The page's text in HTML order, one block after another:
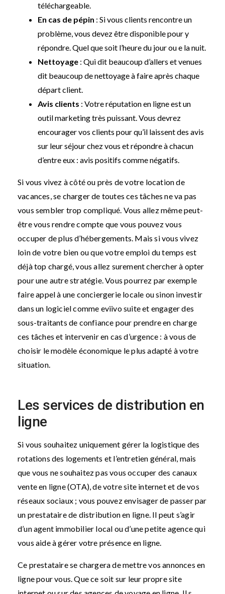
téléchargeable.
En cas de pépin : Si vous clients rencontre un
problème, vous devez être disponible pour y
répondre. Quel que soit l’heure du jour ou e la nuit.
Nettoyage : Qui dit beaucoup d’allers et venues
dit beaucoup de nettoyage à faire après chaque
départ client.
Avis clients : Votre réputation en ligne est un
outil marketing très puissant. Vous devrez
encourager vos clients pour qu’il laissent des avis
sur leur séjour chez vous et répondre à chacun
d’entre eux : avis positifs comme négatifs.
Si vous vivez à côté ou près de votre location de
vacances, se charger de toutes ces tâches ne va pas
vous sembler trop compliqué. Vous allez même peut-
être vous rendre compte que vous pouvez vous
occuper de plus d’hébergements. Mais si vous vivez
loin de votre bien ou que votre emploi du temps est
déjà top chargé, vous allez surement chercher à opter
pour une autre stratégie. Vous pourrez par exemple
faire appel à une conciergerie locale ou sinon investir
dans un logiciel comme eviivo suite et engager des
sous-traitants de confiance pour prendre en charge
ces tâches et intervenir en cas d’urgence : à vous de
choisir le modèle économique le plus adapté à votre
situation.
Les services de distribution en
ligne
Si vous souhaitez uniquement gérer la logistique des
rotations des logements et l’entretien général, mais
que vous ne souhaitez pas vous occuper des canaux
vente en ligne (OTA), de votre site internet et de vos
réseaux sociaux ; vous pouvez envisager de passer par
un prestataire de distribution en ligne. Il peut s’agir
d’un agent immobilier local ou d’une petite agence qui
vous aide à gérer votre présence en ligne.
Ce prestataire se chargera de mettre vos annonces en
ligne pour vous. Que ce soit sur leur propre site